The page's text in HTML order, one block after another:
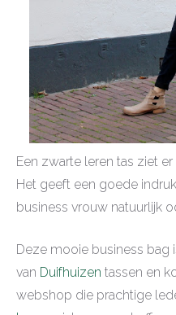
Een zwarte leren tas ziet
Het geeft een goede
business vrouw natuurlijk
Deze mooie business
van Duifhuizen tassen en
webshop die prachtige